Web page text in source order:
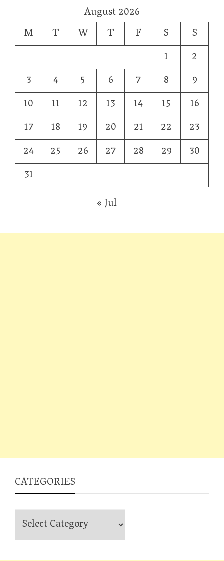
August 2026
M
T W T F S
S
1
2
3
4 5 6 7 8
9
10
11 12 13 14 15
16
17
18 19 20 21 22
23
24
25 26 27 28 29
30
31
« Jul
CATEGORIES
Categories